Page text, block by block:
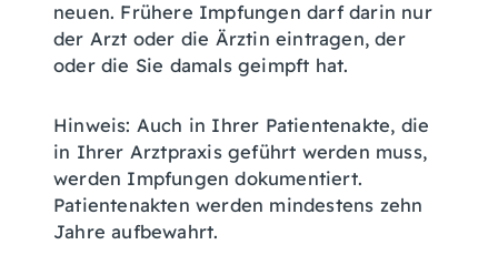
neuen. Frühere Impfungen darf darin nur
der Arzt oder die Ärztin eintragen, der
oder die Sie damals geimpft hat.
Hinweis: Auch in Ihrer Patientenakte, die
in Ihrer Arztpraxis geführt werden muss,
werden Impfungen dokumentiert.
Patientenakten werden mindestens zehn
Jahre aufbewahrt.